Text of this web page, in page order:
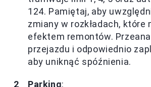
124. Pamiętaj, aby
zmiany w rozkładach, które
efektem remontów.
przejazdu i odpowiednio
aby uniknąć spóźnienia.
Parking: